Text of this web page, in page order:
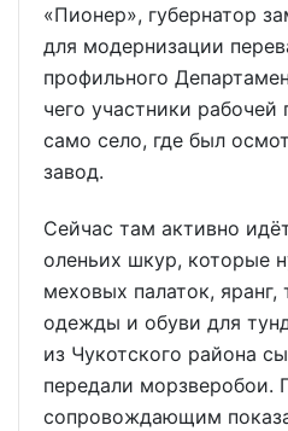
«Пионер», губернатор
для модернизации
профильного
чего участники рабочей
само село, где был
завод.
Сейчас там активно
оленьих шкур, которые
меховых палаток,
одежды и обуви для
из Чукотского района
передали морзверобои.
сопровождающим